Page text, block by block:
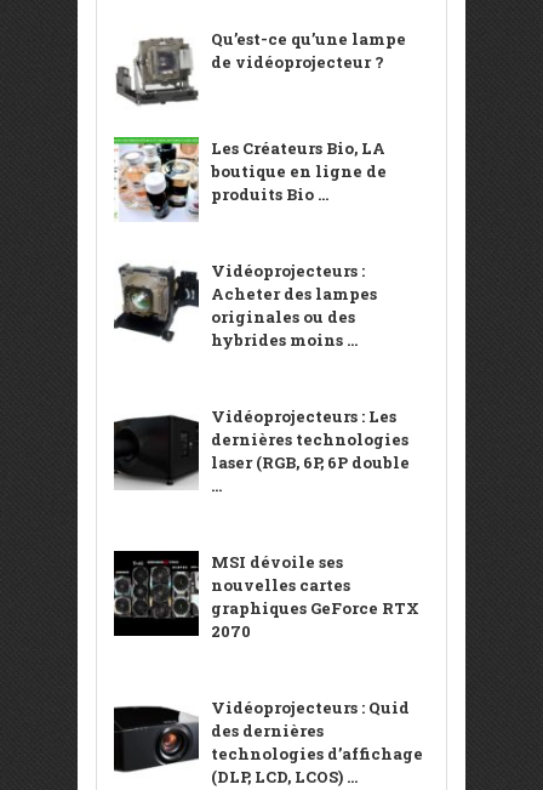
Qu’est-ce qu’une lampe
de vidéoprojecteur ?
Les Créateurs Bio, LA
boutique en ligne de
produits Bio ...
Vidéoprojecteurs :
Acheter des lampes
originales ou des
hybrides moins ...
Vidéoprojecteurs : Les
dernières technologies
laser (RGB, 6P, 6P double
...
MSI dévoile ses
nouvelles cartes
graphiques GeForce RTX
2070
Vidéoprojecteurs : Quid
des dernières
technologies d’affichage
(DLP, LCD, LCOS) ...